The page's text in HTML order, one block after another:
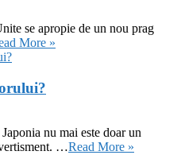
se apropie de un nou prag
More »
nu mai este doar un
…Read More »